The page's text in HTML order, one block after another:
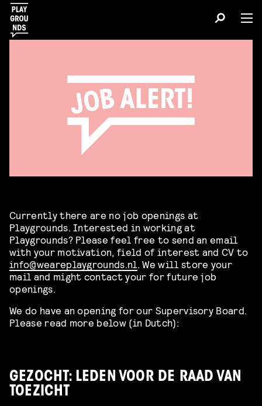
Currently there are no job openings at
Playgrounds. Interested in working at
Playgrounds? Please feel free to send an email
with your motivation, field of interest and CV to
info@weareplaygrounds.nl . We will store your
mail and might contact your for future job
openings.
We do have an opening for our Supervisory Board.
Please read more below (in Dutch):
GEZOCHT: LEDEN VOOR DE RAAD VAN
TOEZICHT